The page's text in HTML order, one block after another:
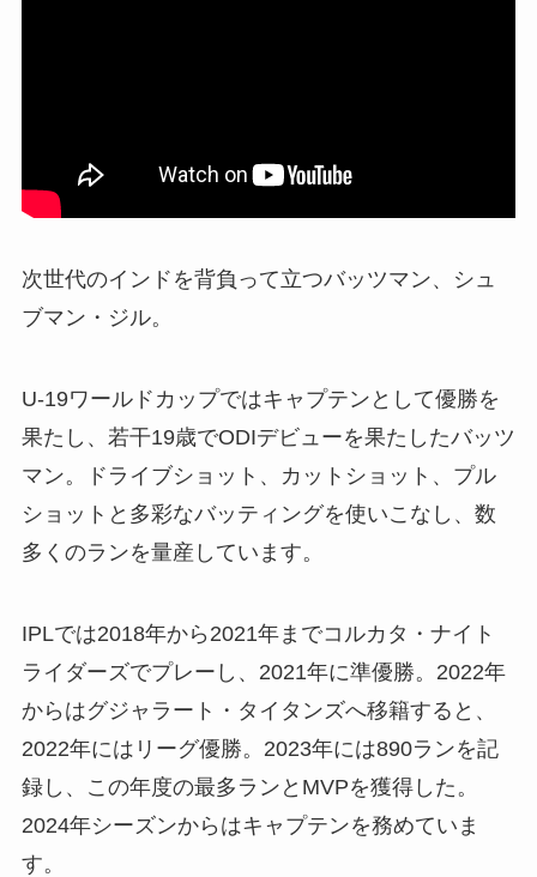
次世代のインドを背負って立つバッツマン、シュ
ブマン・ジル。
U-19ワールドカップではキャプテンとして優勝を
果たし、若干19歳でODIデビューを果たしたバッツ
マン。ドライブショット、カットショット、プル
ショットと多彩なバッティングを使いこなし、数
多くのランを量産しています。
IPLでは2018年から2021年までコルカタ・ナイト
ライダーズでプレーし、2021年に準優勝。2022年
からはグジャラート・タイタンズへ移籍すると、
2022年にはリーグ優勝。2023年には890ランを記
録し、この年度の最多ランとMVPを獲得した。
2024年シーズンからはキャプテンを務めていま
す。